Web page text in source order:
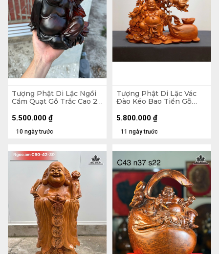
Tượng Phật Di Lặc Ngồi
Cầm Quạt Gỗ Trắc Cao 20
10 ngày trước
5.500.000 ₫
Tượng Phật Di Lặc Vác
Đào Kéo Bao Tiền Gỗ
Sâu 18 (cm)
11 ngày trước
5.800.000 ₫